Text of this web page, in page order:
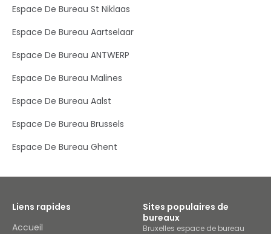
Espace De Bureau St Niklaas
Espace De Bureau Aartselaar
Espace De Bureau ANTWERP
Espace De Bureau Malines
Espace De Bureau Aalst
Espace De Bureau Brussels
Espace De Bureau Ghent
Liens rapides
Accueil
Sites populaires de
bureaux
Bruxelles espace de bureau